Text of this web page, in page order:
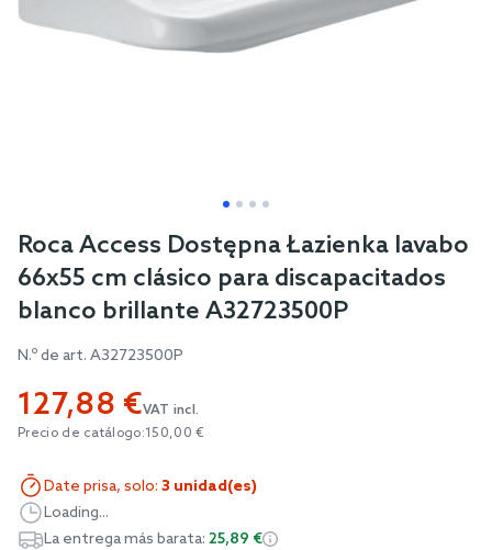
Skip
to
beginning
of
images
gallery
Roca Access Dostępna Łazienka lavabo
66x55 cm clásico para discapacitados
blanco brillante A32723500P
N.º de art. A32723500P
127,88 €VAT incl.
Precio de catálogo:150,00 €
Date prisa, solo: 3 unidad(es)
Loading...
La entrega más barata: 25,89 €